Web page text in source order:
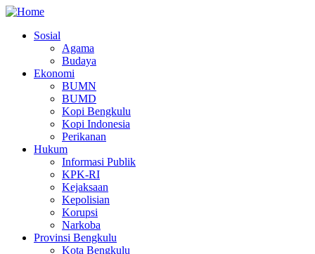
navigation
Sosial
Agama
Budaya
Ekonomi
BUMN
BUMD
Kopi Bengkulu
Kopi Indonesia
Perikanan
Hukum
Informasi Publik
KPK-RI
Kejaksaan
Kepolisian
Korupsi
Narkoba
Provinsi Bengkulu
Kota Bengkulu